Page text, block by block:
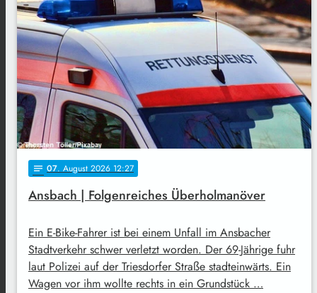
notes 07. August 2026 12:27
Ansbach | Folgenreiches Überholmanöver
Ein E-Bike-Fahrer ist bei einem Unfall im Ansbacher
Stadtverkehr schwer verletzt worden. Der 69-Jährige fuhr
laut Polizei auf der Triesdorfer Straße stadteinwärts. Ein
Wagen vor ihm wollte rechts in ein Grundstück …